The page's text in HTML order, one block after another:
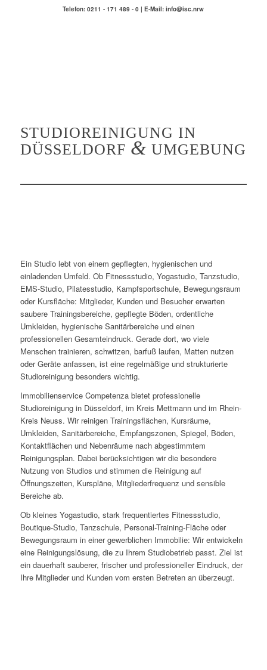
Telefon: 0211 - 171 489 - 0 | E-Mail: info@isc.nrw
STUDIOREINIGUNG IN
DÜSSELDORF &UMGEBUNG
Ein Studio lebt von einem gepflegten, hygienischen und
einladenden Umfeld. Ob Fitnessstudio, Yogastudio, Tanzstudio,
EMS-Studio, Pilatesstudio, Kampfsportschule, Bewegungsraum
oder Kursfläche: Mitglieder, Kunden und Besucher erwarten
saubere Trainingsbereiche, gepflegte Böden, ordentliche
Umkleiden, hygienische Sanitärbereiche und einen
professionellen Gesamteindruck. Gerade dort, wo viele
Menschen trainieren, schwitzen, barfuß laufen, Matten nutzen
oder Geräte anfassen, ist eine regelmäßige und strukturierte
Studioreinigung besonders wichtig.
Immobilienservice Competenza bietet professionelle
Studioreinigung in Düsseldorf, im Kreis Mettmann und im Rhein-
Kreis Neuss. Wir reinigen Trainingsflächen, Kursräume,
Umkleiden, Sanitärbereiche, Empfangszonen, Spiegel, Böden,
Kontaktflächen und Nebenräume nach abgestimmtem
Reinigungsplan. Dabei berücksichtigen wir die besondere
Nutzung von Studios und stimmen die Reinigung auf
Öffnungszeiten, Kurspläne, Mitgliederfrequenz und sensible
Bereiche ab.
Ob kleines Yogastudio, stark frequentiertes Fitnessstudio,
Boutique-Studio, Tanzschule, Personal-Training-Fläche oder
Bewegungsraum in einer gewerblichen Immobilie: Wir entwickeln
eine Reinigungslösung, die zu Ihrem Studiobetrieb passt. Ziel ist
ein dauerhaft sauberer, frischer und professioneller Eindruck, der
Ihre Mitglieder und Kunden vom ersten Betreten an überzeugt.